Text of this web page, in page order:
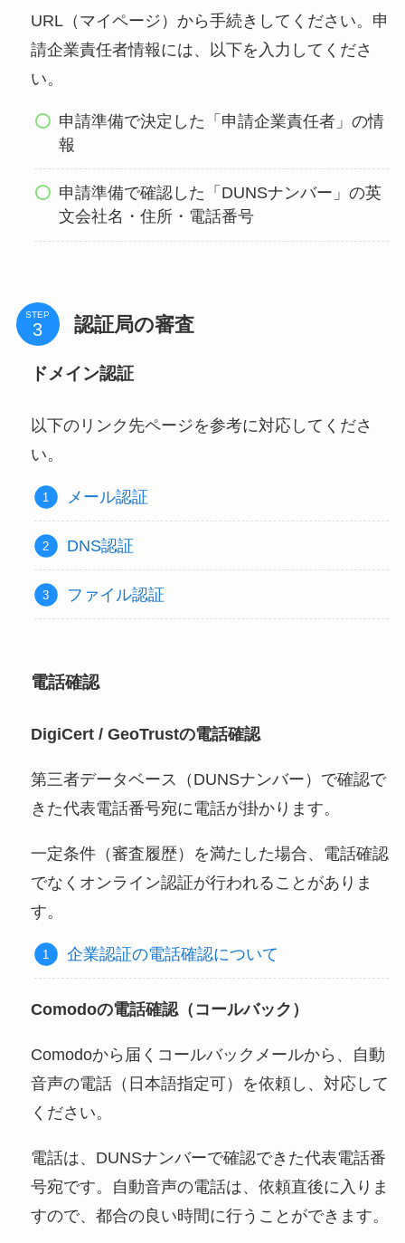
URL（マイページ）から手続きしてください。申
請企業責任者情報には、以下を入力してくださ
い。
申請準備で決定した「申請企業責任者」の情
報
申請準備で確認した「DUNSナンバー」の英
文会社名・住所・電話番号
STEP 認証局の審査
ドメイン認証
以下のリンク先ページを参考に対応してくださ
い。
メール認証
DNS認証
ファイル認証
電話確認
DigiCert / GeoTrustの電話確認
第三者データベース（DUNSナンバー）で確認で
きた代表電話番号宛に電話が掛かります。
一定条件（審査履歴）を満たした場合、電話確認
でなくオンライン認証が行われることがありま
す。
企業認証の電話確認について
Comodoの電話確認（コールバック）
Comodoから届くコールバックメールから、自動
音声の電話（日本語指定可）を依頼し、対応して
ください。
電話は、DUNSナンバーで確認できた代表電話番
号宛です。自動音声の電話は、依頼直後に入りま
すので、都合の良い時間に行うことができます。